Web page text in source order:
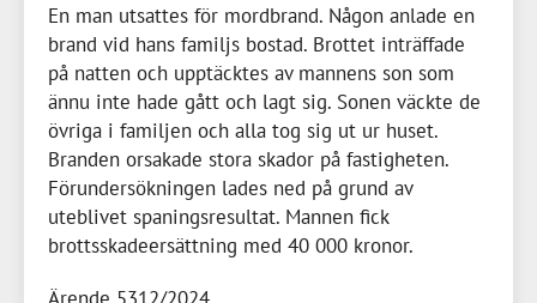
En man utsattes för mordbrand. Någon anlade en
brand vid hans familjs bostad. Brottet inträffade
på natten och upptäcktes av mannens son som
ännu inte hade gått och lagt sig. Sonen väckte de
övriga i familjen och alla tog sig ut ur huset.
Branden orsakade stora skador på fastigheten.
Förundersökningen lades ned på grund av
uteblivet spaningsresultat. Mannen fick
brottsskadeersättning med 40 000 kronor.